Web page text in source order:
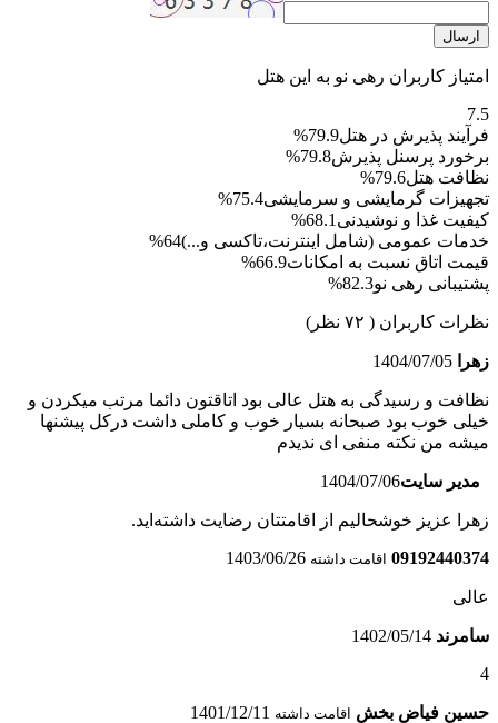
ارسال
امتیاز کاربران رهی نو به این هتل
7.5
فرآیند پذیرش در هتل79.9%
برخورد پرسنل پذیرش79.8%
نظافت هتل79.6%
تجهیزات گرمایشی و سرمایشی75.4%
کیفیت غذا و نوشیدنی 68.1%
خدمات عمومی (شامل اینترنت،تاکسی و...)64%
قیمت اتاق نسبت به امکانات66.9%
پشتیبانی رهی نو82.3%
نظرات کاربران ( ۷۲ نظر)
زهرا 1404/07/05
نظافت و رسیدگی به هتل عالی بود اتاقتون دائما مرتب میکردن و
خیلی خوب بود صبحانه بسیار خوب و کاملی داشت درکل پیشنها
میشه من نکته منفی ای ندیدم
مدیر سایت1404/07/06
زهرا عزیز خوشحالیم از اقامتتان رضایت داشته‌اید.
09192440374 اقامت داشته 1403/06/26
عالی
سامرند 1402/05/14
4
حسین فیاض بخش اقامت داشته 1401/12/11